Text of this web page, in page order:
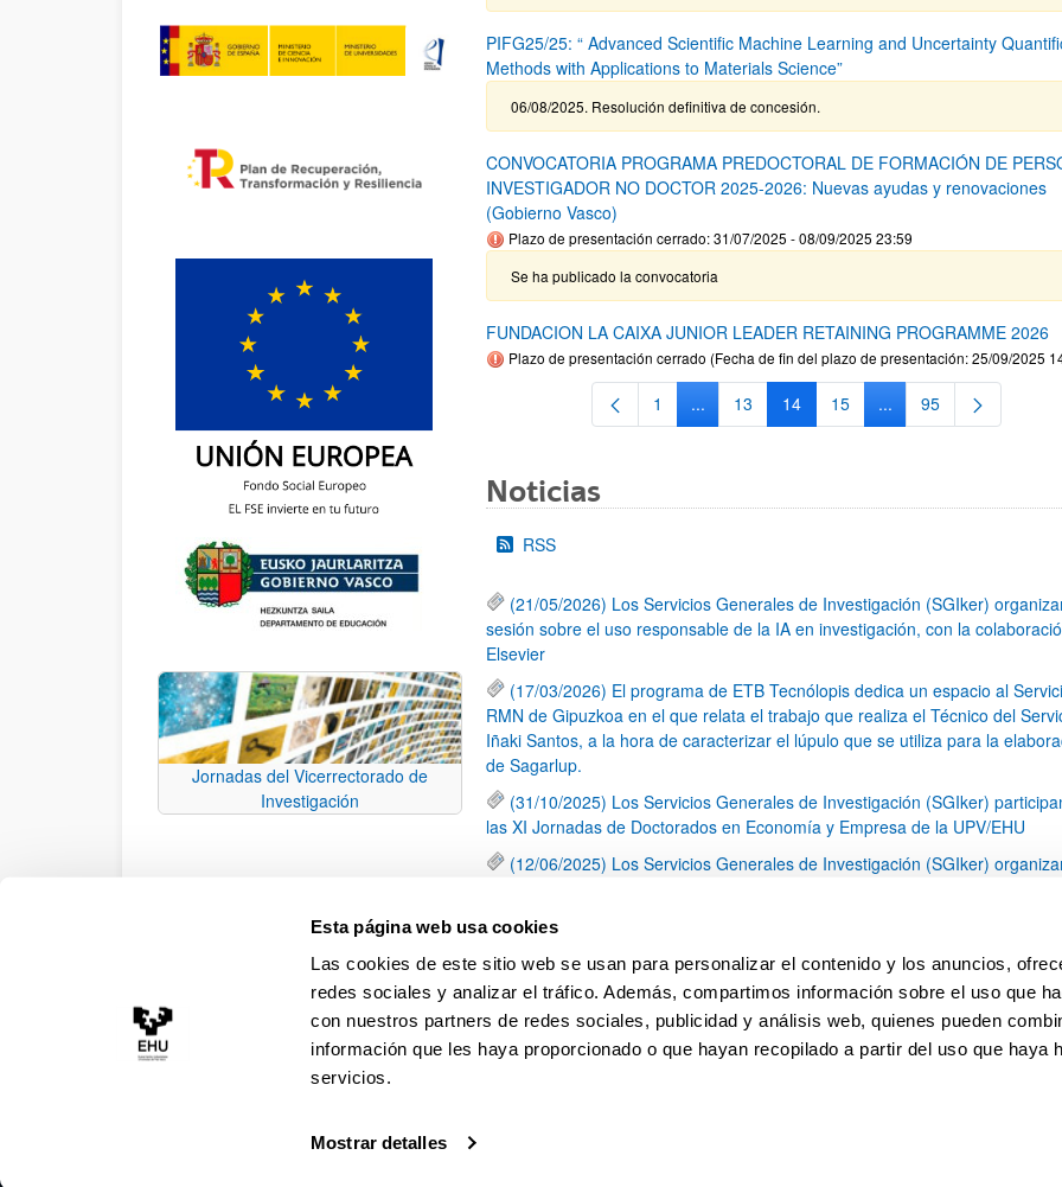
Esta página web usa cookies
Las cookies de este sitio web se usan para personalizar el contenido y los anuncios,
redes sociales y analizar el tráfico. Además, compartimos información sobre el uso que
con nuestros partners de redes sociales, publicidad y análisis web, quienes pueden
información que les haya proporcionado o que hayan recopilado a partir del uso que haya
servicios.
Mostrar detalles
Jornadas del Vicerrectorado de
Investigación
PIFG25/25: “ Advanced Scientific Machine Learning and Uncertainty
Methods with Applications to Materials Science”
06/08/2025. Resolución definitiva de concesión.
CONVOCATORIA PROGRAMA PREDOCTORAL DE FORMACIÓN DE
INVESTIGADOR NO DOCTOR 2025-2026: Nuevas ayudas y renovaciones
(Gobierno Vasco)
Plazo de presentación cerrado: 31/07/2025 - 08/09/2025 23:59
Se ha publicado la convocatoria
FUNDACION LA CAIXA JUNIOR LEADER RETAINING PROGRAMME 2026
Plazo de presentación cerrado (Fecha de fin del plazo de presentación: 25/09/2025
Página
1 ...Páginas intermedias Use TAB para desplazarse.
Página
13 Página
14 Página
15 ...Páginas intermedias
Página
95
Noticias
RSS
(21/05/2026) Los Servicios Generales de Investigación (SGIker)
sesión sobre el uso responsable de la IA en investigación, con la
Elsevier
(17/03/2026) El programa de ETB Tecnólopis dedica un espacio al
RMN de Gipuzkoa en el que relata el trabajo que realiza el Técnico del
Iñaki Santos, a la hora de caracterizar el lúpulo que se utiliza para la
de Sagarlup.
(31/10/2025) Los Servicios Generales de Investigación (SGIker)
las XI Jornadas de Doctorados en Economía y Empresa de la UPV/EHU
(12/06/2025) Los Servicios Generales de Investigación (SGIker)
una caracterización química de dos variedades de lúpulo silvestre
Página
1 Página
2 Página
3 ...
Páginas intermedias Use TAB
Página
79